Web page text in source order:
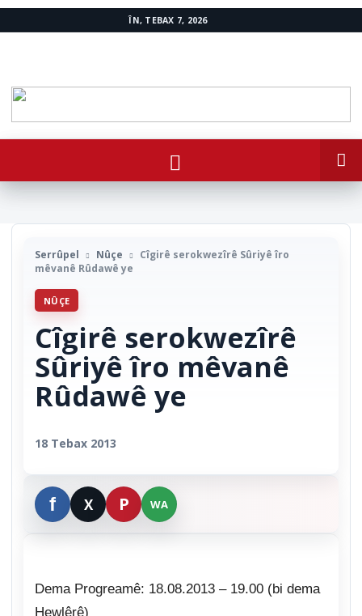
ÎN, TEBAX 7, 2026
Serrûpel Nûçe
Cîgirê serokwezîrê Sûriyê îro
mêvanê Rûdawê ye
NÛÇE
Cîgirê serokwezîrê
Sûriyê îro mêvanê
Rûdawê ye
18 Tebax 2013
Dema Progreamê: 18.08.2013 – 19.00 (bi dema
Hewlêrê)